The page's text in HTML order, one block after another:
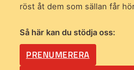
röst åt dem som sällan får
Så här kan du stödja oss:
PRENUMERERA